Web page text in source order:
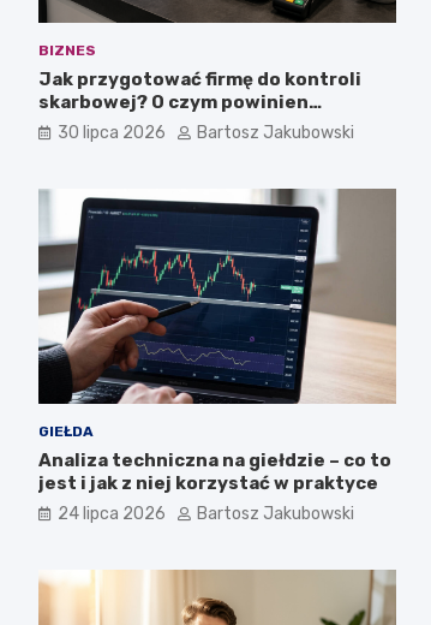
BIZNES
Jak przygotować firmę do kontroli
skarbowej? O czym powinien
pamiętać przedsiębiorca?
30 lipca 2026 Bartosz Jakubowski
GIEŁDA
Analiza techniczna na giełdzie – co to
jest i jak z niej korzystać w praktyce
24 lipca 2026 Bartosz Jakubowski